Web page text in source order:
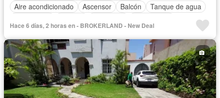
Aire acondicionado
Ascensor Balcón
Tanque de agua
Hace 6 días, 2 horas en - BROKERLAND - New Deal